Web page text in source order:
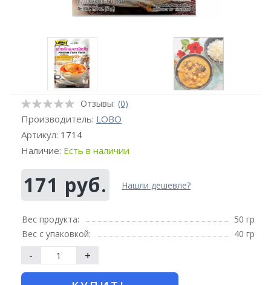
Отзывы: (0)
Производитель: LOBO
Артикул: 1714
Наличие: Есть в наличии
171 руб. Нашли дешевле?
Вес продукта:
50 гр
Вес с упаковкой:
40 гр
- +